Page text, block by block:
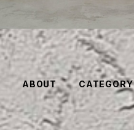
ABOUT CATEGORY